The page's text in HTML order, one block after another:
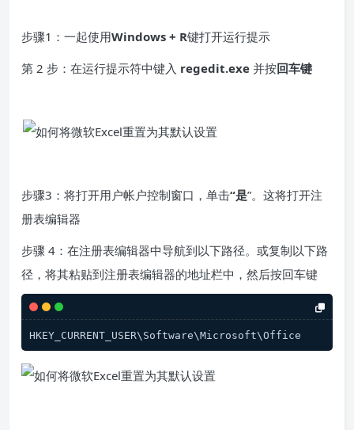
步骤1：一起使用Windows + R键打开运行提示
第 2 步：在运行提示符中键入 regedit.exe 并按回车键
步骤3：将打开用户帐户控制窗口，单击“是”。这将打开注
册表编辑器
步骤 4：在注册表编辑器中导航到以下路径。或复制以下路
径，将其粘贴到注册表编辑器的地址栏中，然后按回车键
HKEY_CURRENT_USER\Software\Microsoft\Office